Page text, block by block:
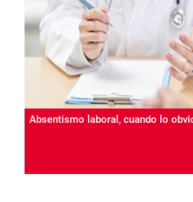
Absentismo laboral, cuando lo